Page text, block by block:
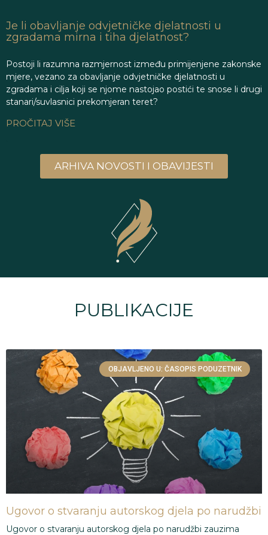
Je li obavljanje odvjetničke djelatnosti u
zgradama mirna i tiha djelatnost?
Postoji li razumna razmjernost između primijenjene zakonske
mjere, vezano za obavljanje odvjetničke djelatnosti u
zgradama i cilja koji se njome nastojao postići te snose li drugi
stanari/suvlasnici prekomjeran teret?
PROČITAJ VIŠE
ARHIVA NOVOSTI I OBAVIJESTI
PUBLIKACIJE
OBJAVLJENO U: ČASOPIS PODUZETNIK
Ugovor o stvaranju autorskog djela po narudžbi
Ugovor o stvaranju autorskog djela po narudžbi zauzima